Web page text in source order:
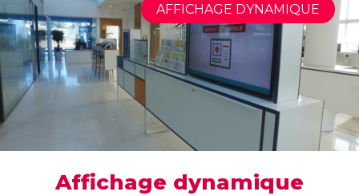
AFFICHAGE DYNAMIQUE
Affichage dynamique